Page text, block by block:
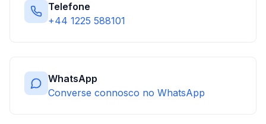
Telefone
+44 1225 588101
WhatsApp
Converse connosco no WhatsApp